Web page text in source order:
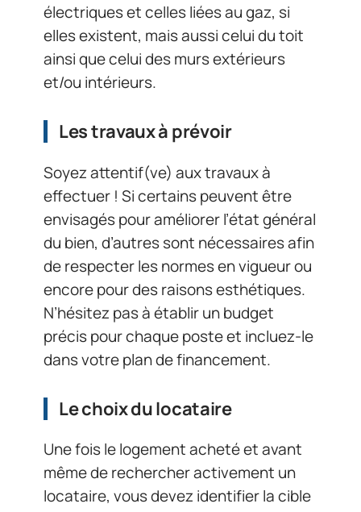
électriques et celles liées au gaz, si
elles existent, mais aussi celui du toit
ainsi que celui des murs extérieurs
et/ou intérieurs.
Lestravaux à prévoir
Soyez attentif(ve) aux travaux à
effectuer ! Si certains peuvent être
envisagés pour améliorer l’état général
du bien, d’autres sont nécessaires afin
de respecter les normes en vigueur ou
encore pour des raisons esthétiques.
N’hésitez pas à établir un budget
précis pour chaque poste et incluez-le
dans votre plan de financement.
Lechoix du locataire
Une fois le logement acheté et avant
même de rechercher activement un
locataire, vous devez identifier la cible